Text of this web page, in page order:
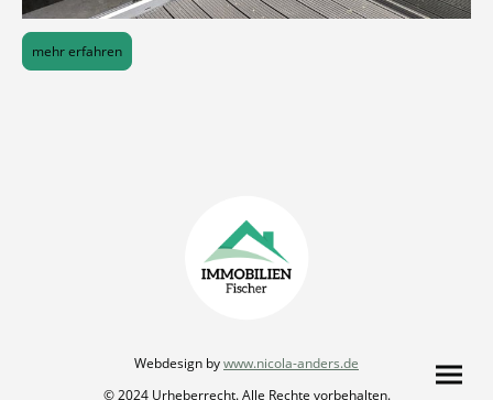
mehr erfahren
Webdesign bywww.nicola-anders.de
© 2024 Urheberrecht. Alle Rechte vorbehalten.